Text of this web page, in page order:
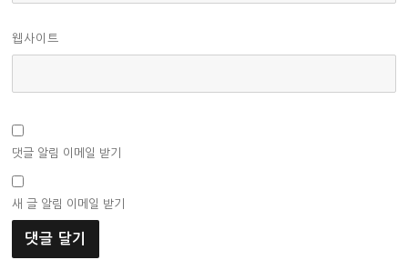
웹사이트
댓글 알림 이메일 받기
새 글 알림 이메일 받기